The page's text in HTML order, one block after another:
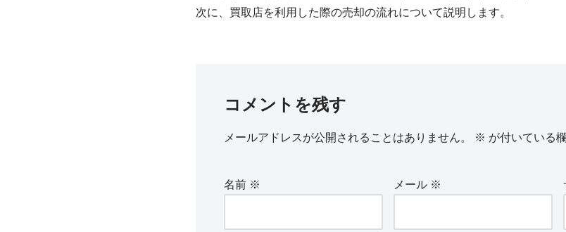
次に、買取店を利用した際の売却の流れについて説明します。
コメントを残す
メールアドレスが公開されることはありません。 ※ が付いている
名前 ※ メール ※